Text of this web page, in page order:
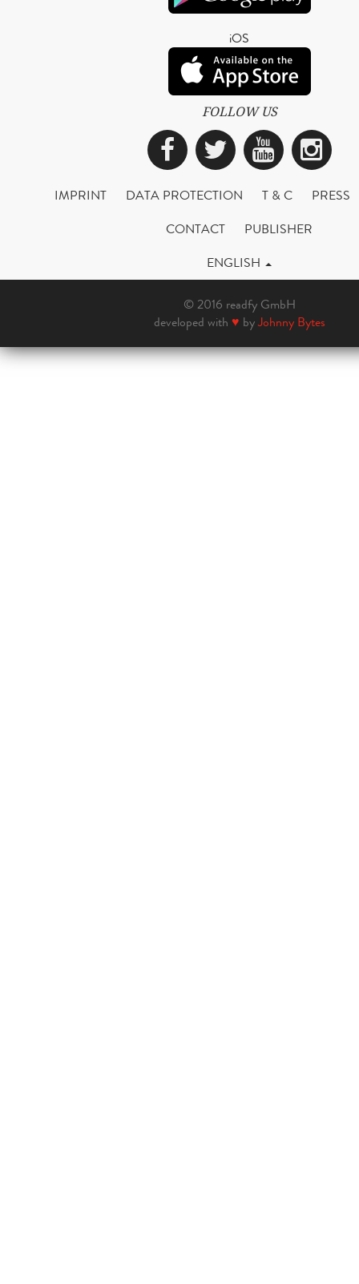
iOS
FOLLOW US
Facebook
Twitter
IMPRINT DATA PROTECTION T & C
PRESS
CONTACT
PUBLISHER
ENGLISH
© 2016 readfy GmbH
developed with ♥ byJohnny Bytes